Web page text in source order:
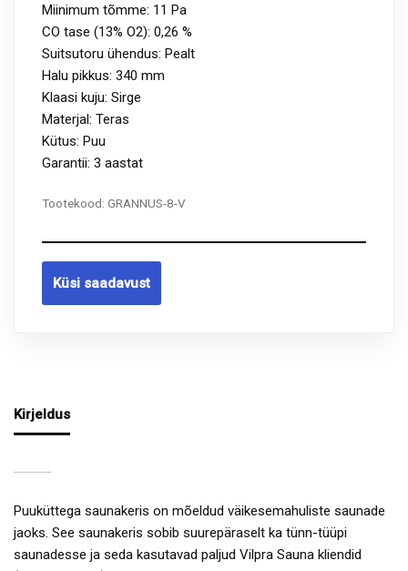
Miinimum tõmme: 11 Pa
CO tase (13% O2): 0,26 %
Suitsutoru ühendus: Pealt
Halu pikkus: 340 mm
Klaasi kuju: Sirge
Materjal: Teras
Kütus: Puu
Garantii: 3 aastat
Tootekood: GRANNUS-8-V
Küsi saadavust
Kirjeldus
Puuküttega saunakeris on mõeldud väikesemahuliste saunade
jaoks. See saunakeris sobib suurepäraselt ka tünn-tüüpi
saunadesse ja seda kasutavad paljud Vilpra Sauna kliendid